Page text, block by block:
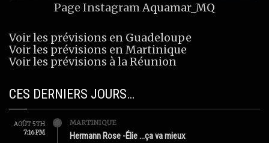
Page InstagramAquamar_MQ
Voir les prévisions en Guadeloupe
Voir les prévisions en Martinique
Voir les prévisions à la Réunion
CES DERNIERS JOURS…
AOÛT 5TH
7:16 PM
MARTINIQUE
Hermann Rose -Élie …ça va mieux